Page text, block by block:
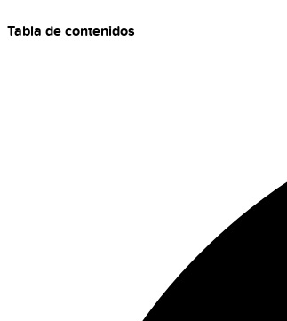
Tabla de contenidos